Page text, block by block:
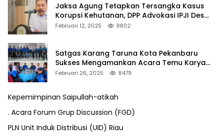
Jaksa Agung Tetapkan Tersangka Kasus
Korupsi Kehutanan, DPP Advokasi IPJI Desak
Pengusutan Pajak RAPP
Februari 12, 2025 8802
Satgas Karang Taruna Kota Pekanbaru
Sukses Mengamankan Acara Temu Karya
VII Karang Taruna Pekanbaru
Februari 26, 2025 8478
Kepemimpinan Saipullah-atikah
. Acara Forum Grup Discussion (FGD)
PLN Unit Induk Distribusi (UID) Riau